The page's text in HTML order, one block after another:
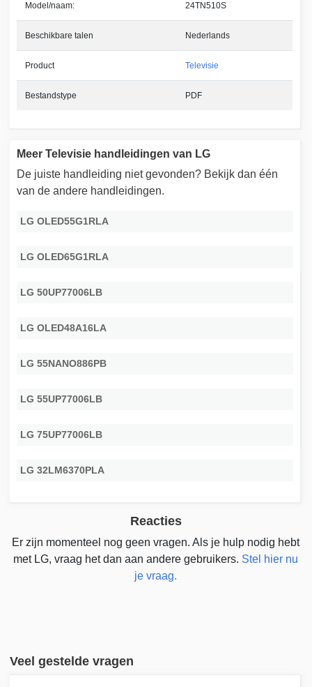
Model/naam: 24TN510S
Beschikbare talen Nederlands
Product Televisie
Bestandstype PDF
Meer Televisie handleidingen van LG
De juiste handleiding niet gevonden? Bekijk dan één
van de andere handleidingen.
LG OLED55G1RLA
LG OLED65G1RLA
LG 50UP77006LB
LG OLED48A16LA
LG 55NANO886PB
LG 55UP77006LB
LG 75UP77006LB
LG 32LM6370PLA
Reacties
Er zijn momenteel nog geen vragen. Als je hulp nodig hebt
met LG, vraag het dan aan andere gebruikers. Stel hier nu
je vraag.
Veel gestelde vragen